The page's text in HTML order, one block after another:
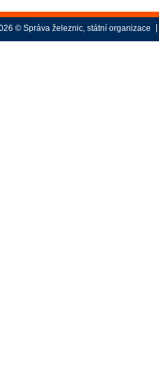
© Správa železnic, státní organizace